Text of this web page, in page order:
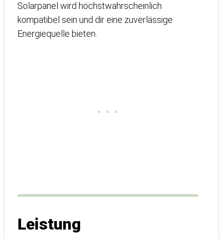
Solarpanel wird höchstwahrscheinlich
kompatibel sein und dir eine zuverlässige
Energiequelle bieten.
Leistung